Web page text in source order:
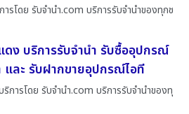
รโดย รับจํานํา.com บริการรับจำนำของทุกช
ดง บริการรับจำนำ รับซื้ออุปกรณ์
และ รับฝากขายอุปกรณ์ไอที
การโดย รับจํานํา.com บริการรับจำนำของทุ